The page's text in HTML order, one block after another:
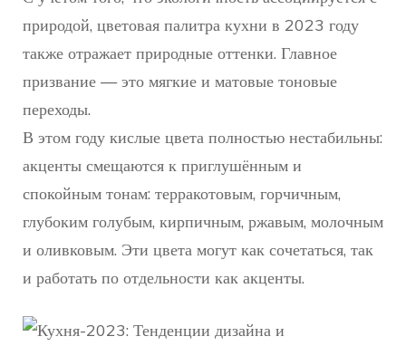
природой, цветовая палитра кухни в 2023 году
также отражает природные оттенки. Главное
призвание — это мягкие и матовые тоновые
переходы.
В этом году кислые цвета полностью нестабильны:
акценты смещаются к приглушённым и
спокойным тонам: терракотовым, горчичным,
глубоким голубым, кирпичным, ржавым, молочным
и оливковым. Эти цвета могут как сочетаться, так
и работать по отдельности как акценты.